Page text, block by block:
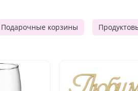
Подарочные корзины